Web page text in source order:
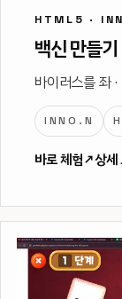
HTML5 ·
백신 만들기
바이러스를 좌
INNO.N
바로 체험↗상세